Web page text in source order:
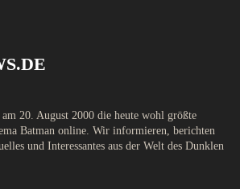
20. August 2000 die heute wohl größte
Batman online. Wir informieren, berichten
und Interessantes aus der Welt des Dunklen